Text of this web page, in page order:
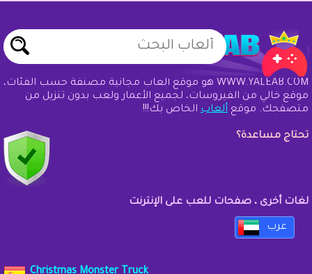
WWW.YALEAB.COM هو موقع ألعاب مجانية مصنفة حسب الفئات،
موقع خالي من الفيروسات، لجميع الأعمار ولعب بدون تنزيل من
متصفحك. موقع ألعاب الخاص بك!!!
تحتاج مساعدة؟
لغات أخرى ، صفحات للعب على الإنترنت
عرب